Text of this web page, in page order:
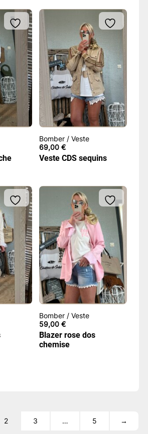
Bomber / Veste
69,00€
Veste CDS sequins
Bomber / Veste
59,00€
Blazer rose dos
chemise
2 3 … 5 →